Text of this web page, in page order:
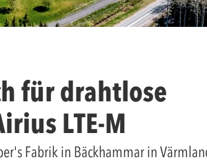
für drahtlose
LTE-M
Fabrik in Bäckhammar in